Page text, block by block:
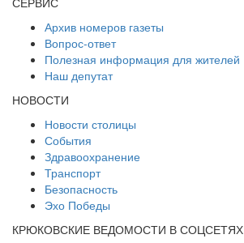
Архив номеров газеты
Вопрос-ответ
Полезная информация для жителей
Наш депутат
НОВОСТИ
Новости столицы
События
Здравоохранение
Транспорт
Безопасность
Эхо Победы
КРЮКОВСКИЕ ВЕДОМОСТИ В СОЦСЕТЯХ